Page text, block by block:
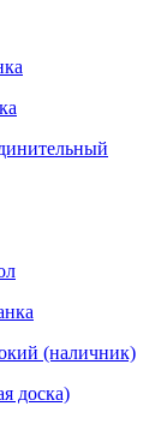
(наличник)
доска)